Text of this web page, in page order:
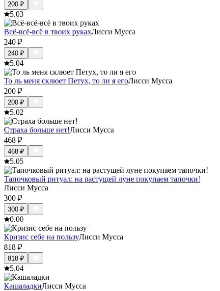
200 ₽
5.03
Всё-всё-всё в твоих рукахЛисси Мусса
240 ₽
240 ₽
5.04
То ль меня склюет Петух, то ли я егоЛисси Мусса
200 ₽
200 ₽
5.02
Страха больше нет!Лисси Мусса
468 ₽
468 ₽
5.05
Тапочковый ритуал: на растущей луне покупаем тапочки!
Лисси Мусса
300 ₽
300 ₽
0.00
Кризис себе на пользуЛисси Мусса
818 ₽
818 ₽
5.04
КашаладкиЛисси Мусса